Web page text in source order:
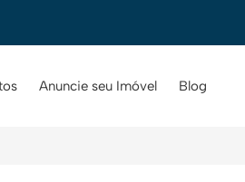
Anuncie seu Imóvel Blog